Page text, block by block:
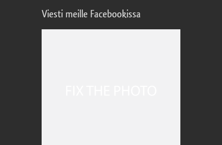
Viesti meille Facebookissa